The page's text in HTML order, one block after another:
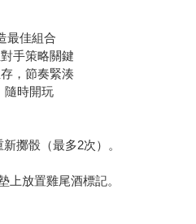
最佳組合
手策略關鍵
，節奏緊湊
隨時開玩
擲骰（最多2次）。
上放置雞尾酒標記。